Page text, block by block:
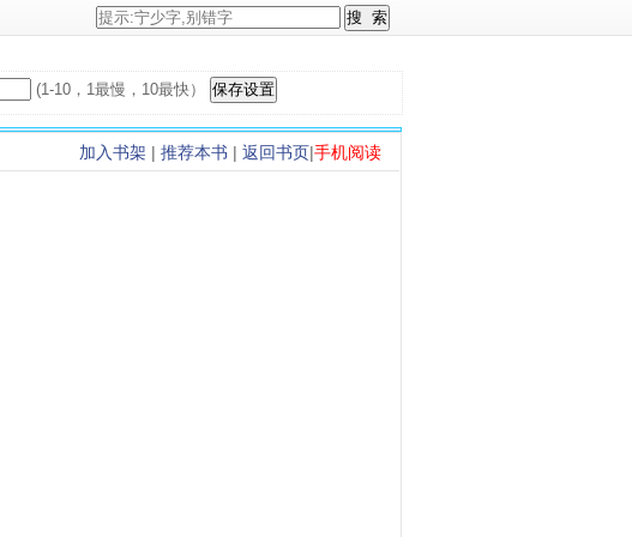
(1-10，1最慢，10最快）
加入书架 | 推荐本书 | 返回书页|手机阅读